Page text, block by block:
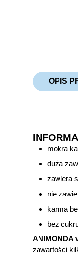
OPIS
mokra
duża
zawiera
nie
karma
bez
ANIMONDA
zawartości